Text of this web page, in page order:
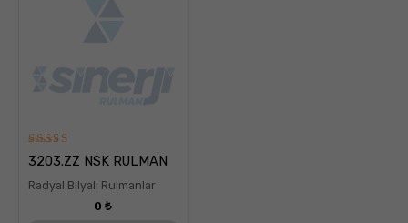
5
üzerinden
oy aldı
3203.ZZ NSK RULMAN
Radyal Bilyalı Rulmanlar
0₺